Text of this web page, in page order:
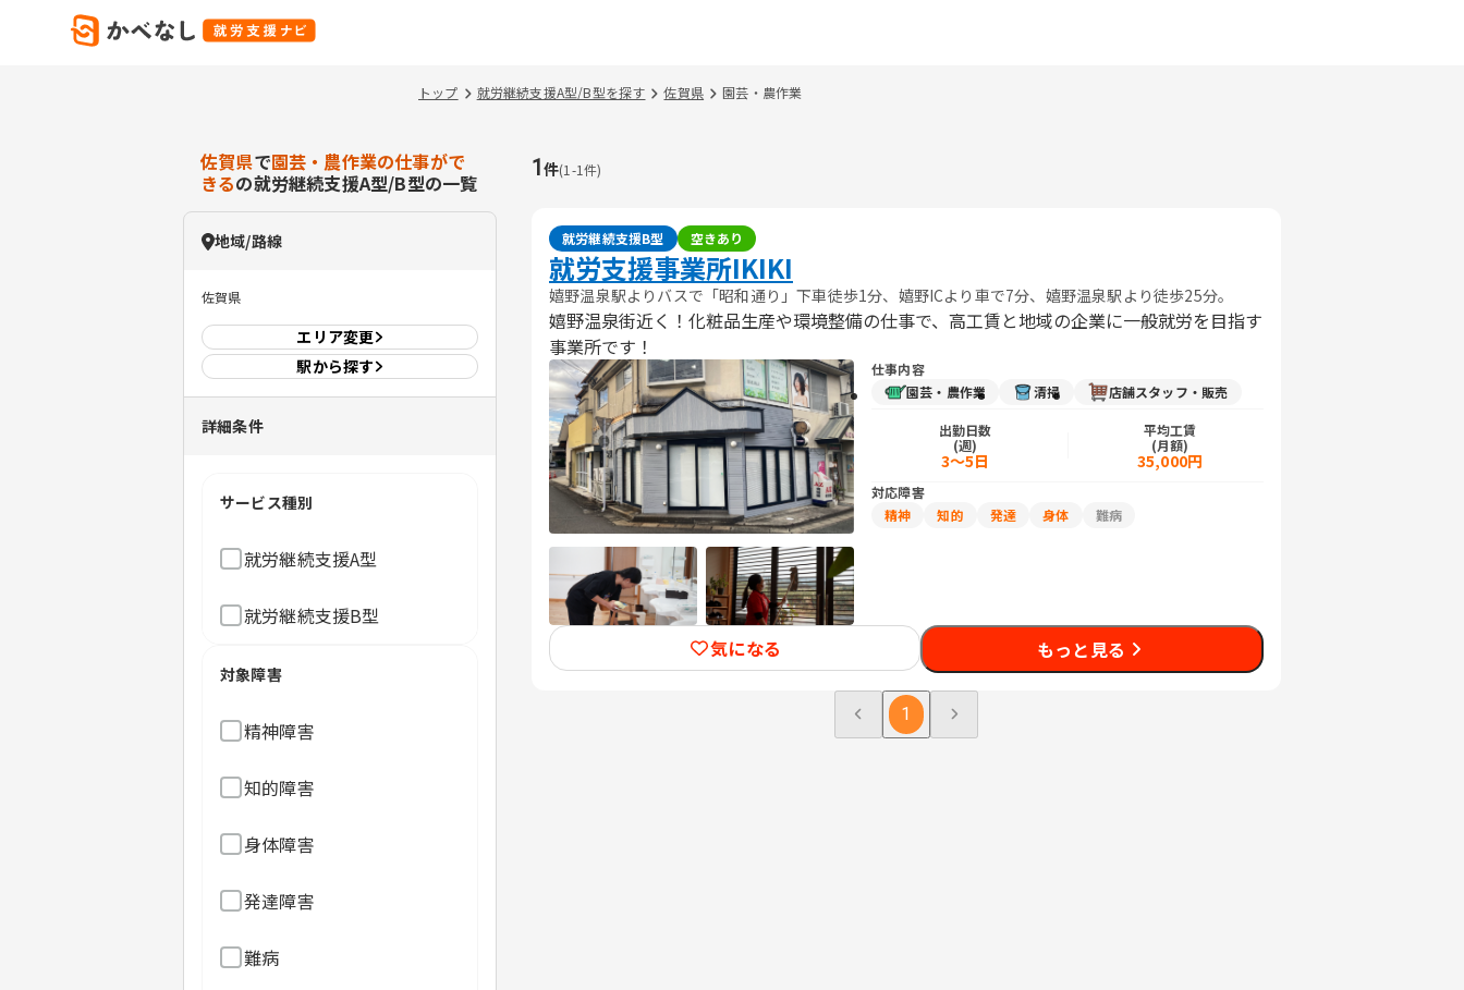
トップ 就労継続支援A型/B型を探す 佐賀県 園芸・農作業
佐賀県で園芸・農作業の仕事がで
きるの就労継続支援A型/B型の一覧
地域/路線
佐賀県
エリア変更
駅から探す
詳細条件
サービス種別
就労継続支援A型
就労継続支援B型
対象障害
精神障害
知的障害
身体障害
発達障害
難病
1 件(1 -1件)
就労継続支援B型 空きあり
就労支援事業所IKIKI
嬉野温泉駅よりバスで「昭和通り」下車徒歩1分、嬉野ICより車で7分、嬉野温泉駅より徒歩25分。
嬉野温泉街近く！化粧品生産や環境整備の仕事で、高工賃と地域の企業に一般就労を目指す
事業所です！
仕事内容
園芸・農作業
清掃 店舗スタッフ・販売
出勤日数
(週)
3〜5日
平均工賃
(月額)
35,000円
対応障害
精神
知的 発達 身体 難病
気になる もっと見る
1